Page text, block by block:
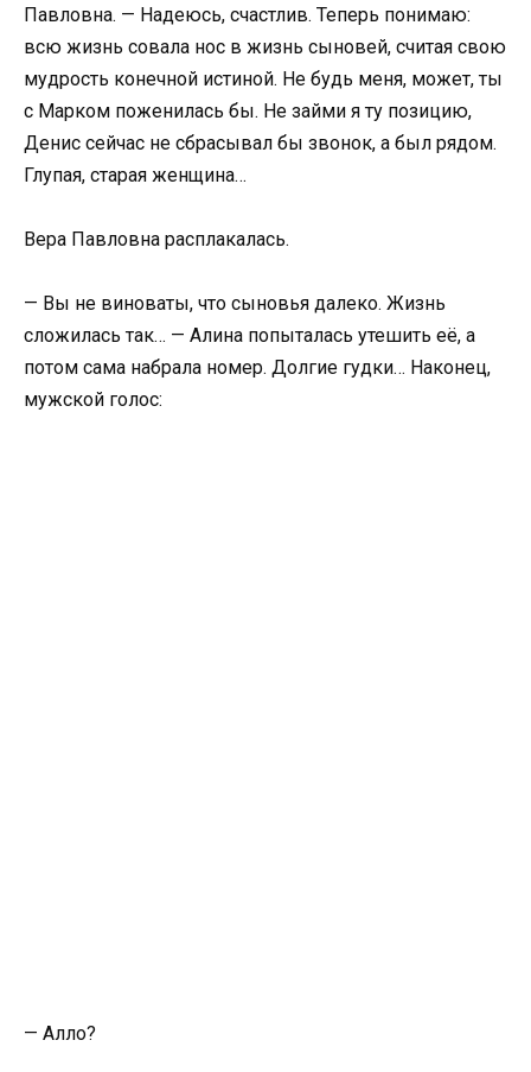
Павловна. — Надеюсь, счастлив. Теперь понимаю:
всю жизнь совала нос в жизнь сыновей, считая свою
мудрость конечной истиной. Не будь меня, может, ты
с Марком поженилась бы. Не займи я ту позицию,
Денис сейчас не сбрасывал бы звонок, а был рядом.
Глупая, старая женщина…
Вера Павловна расплакалась.
— Вы не виноваты, что сыновья далеко. Жизнь
сложилась так… — Алина попыталась утешить её, а
потом сама набрала номер. Долгие гудки… Наконец,
мужской голос:
— Алло?